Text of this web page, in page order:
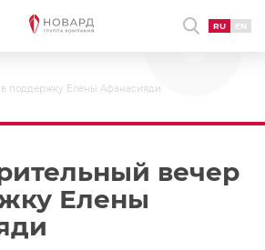
RU EN
в поддержку Елены Афанасияди
вечер
Елены